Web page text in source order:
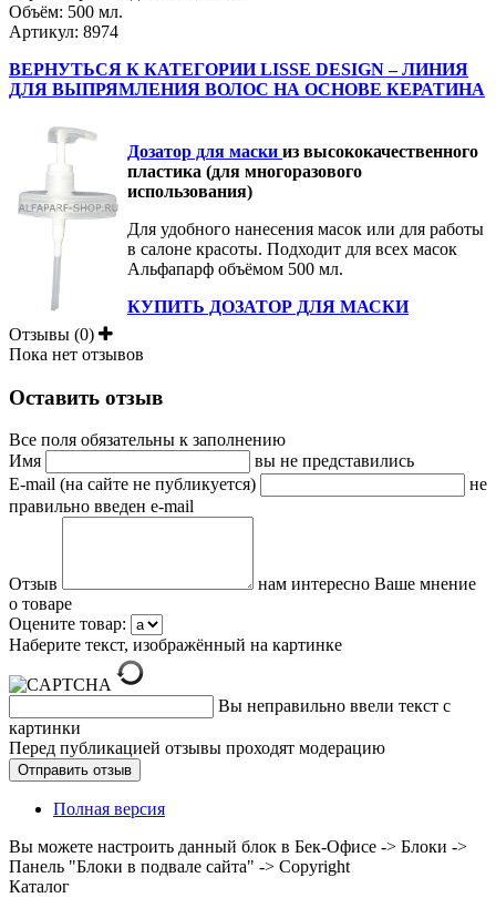
Объём: 500 мл.
Артикул: 8974
ВЕРНУТЬСЯ К КАТЕГОРИИ LISSE DESIGN – ЛИНИЯ
ДЛЯ ВЫПРЯМЛЕНИЯ ВОЛОС НА ОСНОВЕ КЕРАТИНА
Дозатор для маски из высококачественного
пластика (для многоразового
использования)
Для удобного нанесения масок или для работы
в салоне красоты. Подходит для всех масок
Альфапарф объёмом 500 мл.
КУПИТЬ ДОЗАТОР ДЛЯ МАСКИ
Отзывы (0)
Пока нет отзывов
Оставить отзыв
Все поля обязательны к заполнению
Имя
вы не представились
E-mail (на сайте не публикуется)
не
правильно введен e-mail
Отзыв
нам интересно Ваше мнение
о товаре
Оцените товар:
Наберите текст, изображённый на картинке
Вы неправильно ввели текст с
картинки
Перед публикацией отзывы проходят модерацию
Полная версия
Вы можете настроить данный блок в Бек-Офисе -> Блоки ->
Панель "Блоки в подвале сайта" -> Copyright
Каталог